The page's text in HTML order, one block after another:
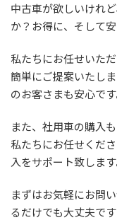
中古車が欲しいけれ
か？お得に、そして
私たちにお任せいた
簡単にご提案いたし
のお客さまも安心です
また、社用車の購入
私たちにお任せくだ
入をサポート致します
まずはお気軽にお問
るだけでも大丈夫で